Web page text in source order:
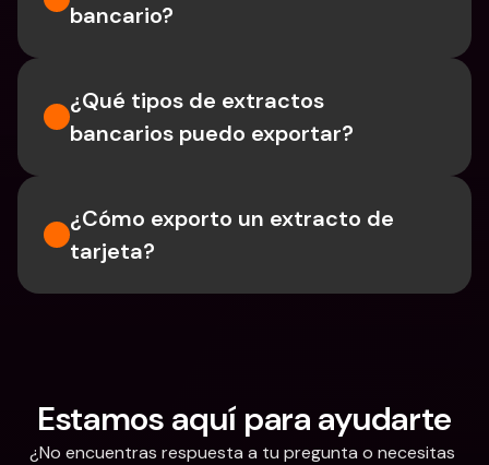
bancario?
¿Qué tipos de extractos
bancarios puedo exportar?
¿Cómo exporto un extracto de
tarjeta?
Estamos aquí para ayudarte
¿No encuentras respuesta a tu pregunta o necesitas